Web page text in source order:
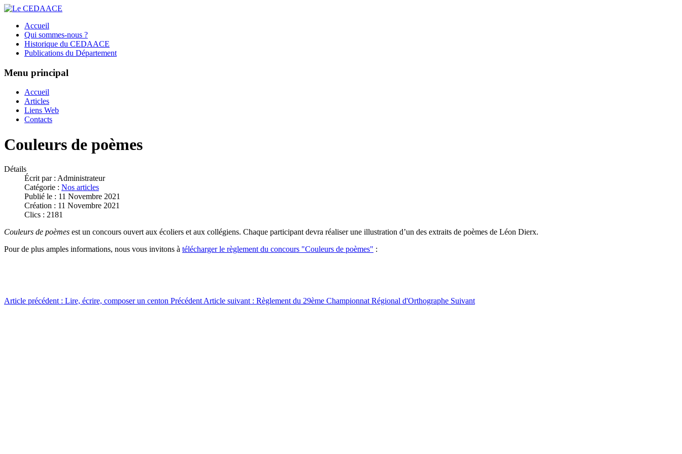
Accueil
Qui sommes-nous ?
Historique du CEDAACE
Publications du Département
Menu principal
Accueil
Articles
Liens Web
Contacts
Couleurs de poèmes
Détails
Écrit par : Administrateur
Catégorie : Nos articles
Publié le : 11 Novembre 2021
Création : 11 Novembre 2021
Clics : 2181
Couleurs de poèmes est un concours ouvert aux écoliers et aux collégiens. Chaque participant devra réaliser une illustration d’un des extraits de poèmes de Léon Dierx.
Pour de plus amples informations, nous vous invitons à télécharger le règlement du concours "Couleurs de poèmes" :
Article précédent : Lire, écrire, composer un centon Précédent Article suivant : Règlement du 29ème Championnat Régional d'Orthographe Suivant